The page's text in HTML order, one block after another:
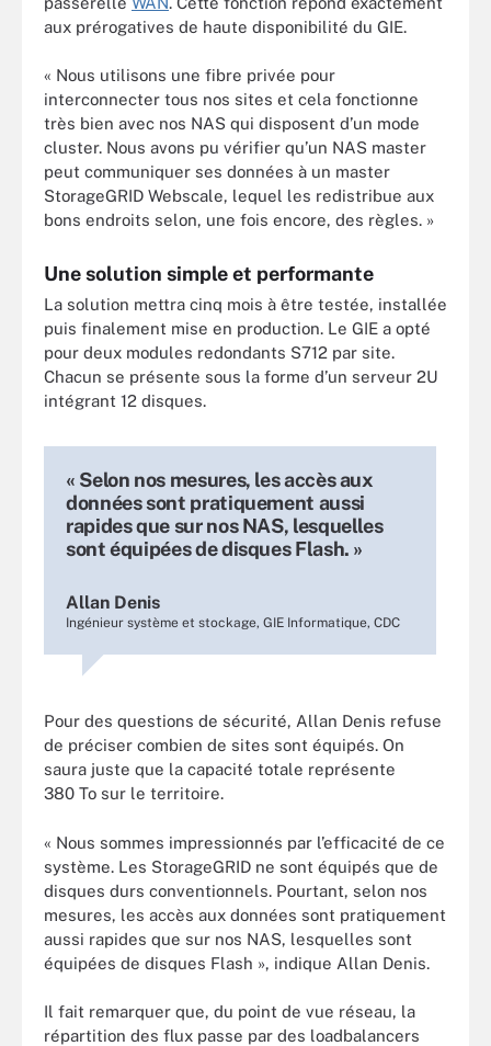
aux prérogatives de haute disponibilité du GIE.
« Nous utilisons une fibre privée pour
interconnecter tous nos sites et cela fonctionne
très bien avec nos NAS qui disposent d’un mode
cluster. Nous avons pu vérifier qu’un NAS master
peut communiquer ses données à un master
StorageGRID Webscale, lequel les redistribue aux
bons endroits selon, une fois encore, des règles. »
Une solution simple et performante
La solution mettra cinq mois à être testée, installée
puis finalement mise en production. Le GIE a opté
pour deux modules redondants S712 par site.
Chacun se présente sous la forme d’un serveur 2U
intégrant 12 disques.
« Selon nos mesures, les accès aux
données sont pratiquement aussi
rapides que sur nos NAS, lesquelles
sont équipées de disques Flash. »
Allan Denis
Ingénieur système et stockage, GIE Informatique, CDC
Pour des questions de sécurité, Allan Denis refuse
de préciser combien de sites sont équipés. On
saura juste que la capacité totale représente
380 To sur le territoire.
« Nous sommes impressionnés par l’efficacité de ce
système. Les StorageGRID ne sont équipés que de
disques durs conventionnels. Pourtant, selon nos
mesures, les accès aux données sont pratiquement
aussi rapides que sur nos NAS, lesquelles sont
équipées de disques Flash », indique Allan Denis.
Il fait remarquer que, du point de vue réseau, la
répartition des flux passe par des loadbalancers